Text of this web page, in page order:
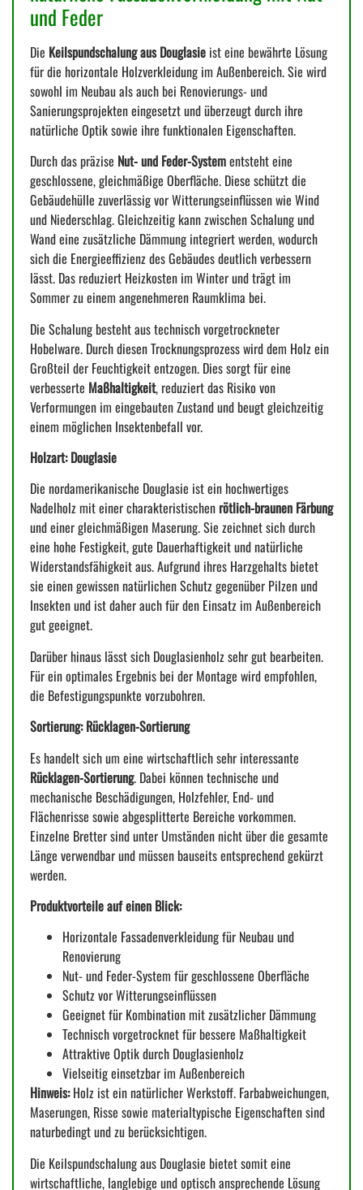
und Feder
Die Keilspundschalung aus Douglasie ist eine bewährte Lösung
für die horizontale Holzverkleidung im Außenbereich. Sie wird
sowohl im Neubau als auch bei Renovierungs- und
Sanierungsprojekten eingesetzt und überzeugt durch ihre
natürliche Optik sowie ihre funktionalen Eigenschaften.
Durch das präzise Nut- und Feder-Systementsteht eine
geschlossene, gleichmäßige Oberfläche. Diese schützt die
Gebäudehülle zuverlässig vor Witterungseinflüssen wie Wind
und Niederschlag. Gleichzeitig kann zwischen Schalung und
Wand eine zusätzliche Dämmung integriert werden, wodurch
sich die Energieeffizienz des Gebäudes deutlich verbessern
lässt. Das reduziert Heizkosten im Winter und trägt im
Sommer zu einem angenehmeren Raumklima bei.
Die Schalung besteht aus technisch vorgetrockneter
Hobelware. Durch diesen Trocknungsprozess wird dem Holz ein
Großteil der Feuchtigkeit entzogen. Dies sorgt für eine
verbesserte Maßhaltigkeit, reduziert das Risiko von
Verformungen im eingebauten Zustand und beugt gleichzeitig
einem möglichen Insektenbefall vor.
Holzart: Douglasie
Die nordamerikanische Douglasie ist ein hochwertiges
Nadelholz mit einer charakteristischen rötlich-braunen Färbung
und einer gleichmäßigen Maserung. Sie zeichnet sich durch
eine hohe Festigkeit, gute Dauerhaftigkeit und natürliche
Widerstandsfähigkeit aus. Aufgrund ihres Harzgehalts bietet
sie einen gewissen natürlichen Schutz gegenüber Pilzen und
Insekten und ist daher auch für den Einsatz im Außenbereich
gut geeignet.
Darüber hinaus lässt sich Douglasienholz sehr gut bearbeiten.
Für ein optimales Ergebnis bei der Montage wird empfohlen,
die Befestigungspunkte vorzubohren.
Sortierung: Rücklagen-Sortierung
Es handelt sich um eine wirtschaftlich sehr interessante
Rücklagen-Sortierung. Dabei können technische und
mechanische Beschädigungen, Holzfehler, End- und
Flächenrisse sowie abgesplitterte Bereiche vorkommen.
Einzelne Bretter sind unter Umständen nicht über die gesamte
Länge verwendbar und müssen bauseits entsprechend gekürzt
werden.
Produktvorteile auf einen Blick:
Horizontale Fassadenverkleidung für Neubau und
Renovierung
Nut- und Feder-System für geschlossene Oberfläche
Schutz vor Witterungseinflüssen
Geeignet für Kombination mit zusätzlicher Dämmung
Technisch vorgetrocknet für bessere Maßhaltigkeit
Attraktive Optik durch Douglasienholz
Vielseitig einsetzbar im Außenbereich
Hinweis:Holz ist ein natürlicher Werkstoff. Farbabweichungen,
Maserungen, Risse sowie materialtypische Eigenschaften sind
naturbedingt und zu berücksichtigen.
Die Keilspundschalung aus Douglasie bietet somit eine
wirtschaftliche, langlebige und optisch ansprechende Lösung